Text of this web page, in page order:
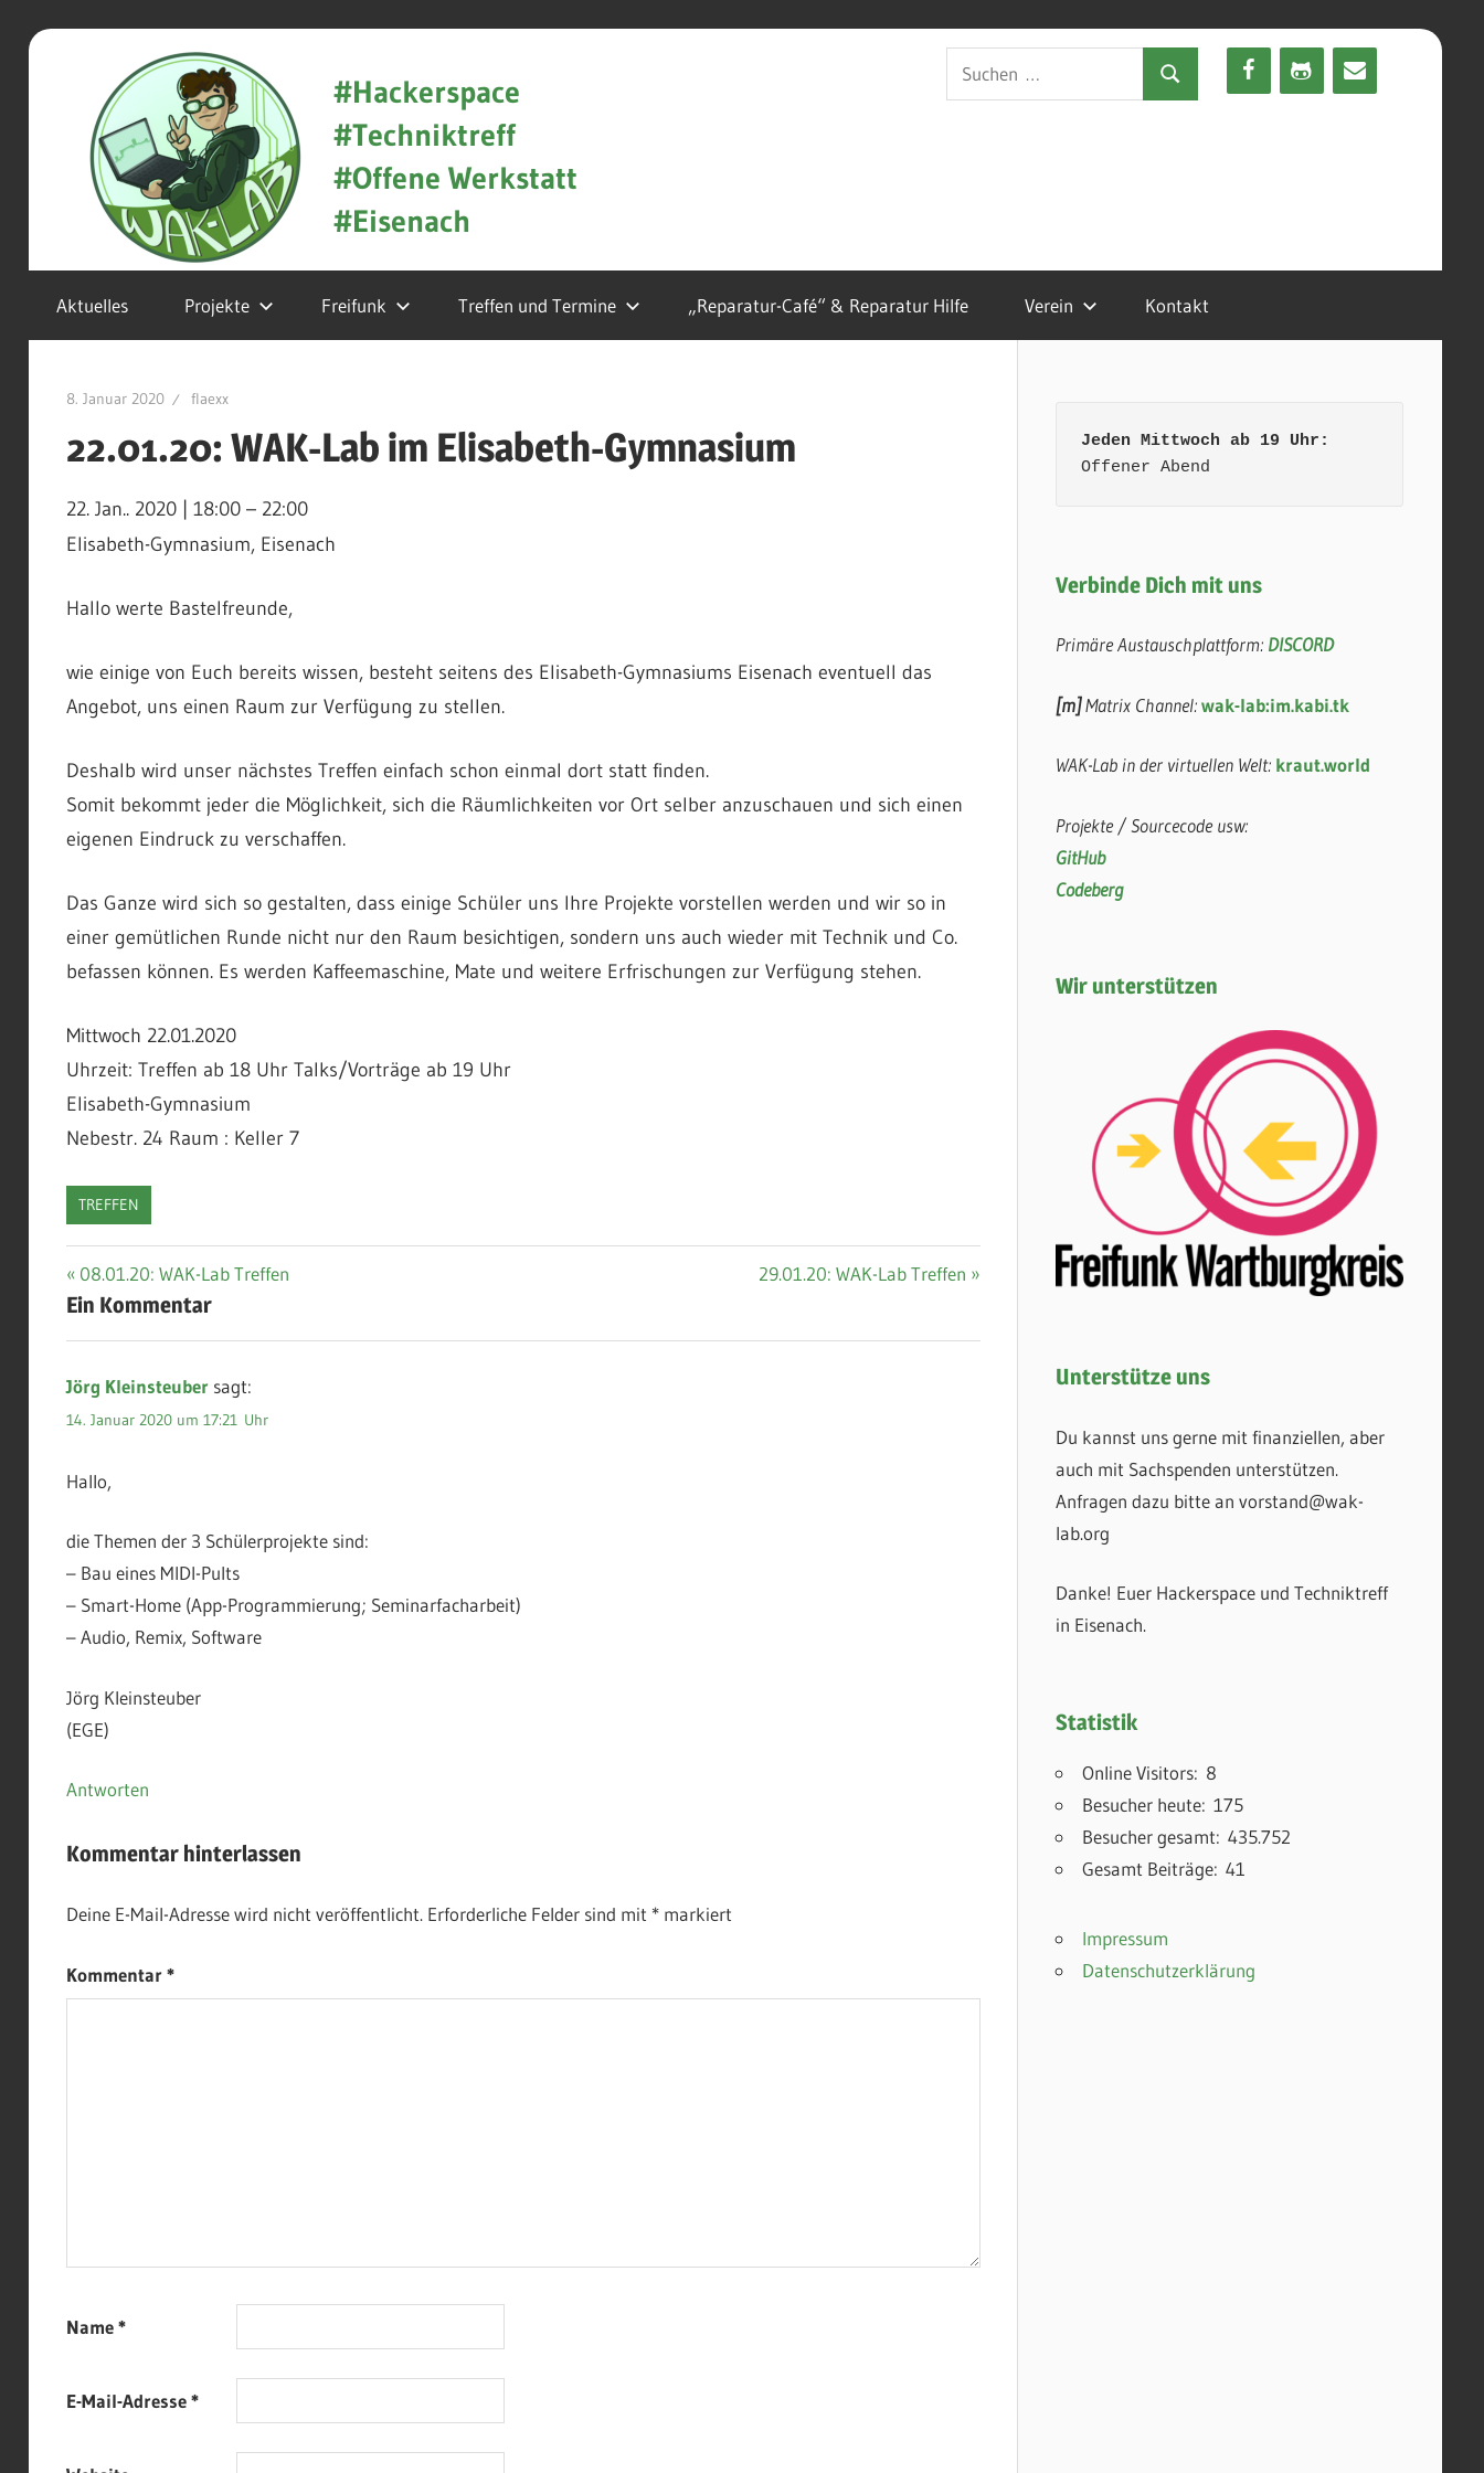
Zum
WAK-
Lab
Eisenach
#Hackerspace
#Techniktreff
#Offene Werkstatt
#Eisenach
Suchen
nach:
Suchen
Aktuelles Projekte Freifunk Treffen und Termine „Reparatur-Café“ & Reparatur Hilfe Verein Kontakt
8. Januar 2020 flaexx
22.01.20: WAK-Lab im Elisabeth-Gymnasium
22. Jan.. 2020 18:00 – 22:00
Elisabeth-Gymnasium, Eisenach
Hallo werte Bastelfreunde,
wie einige von Euch bereits wissen, besteht seitens des Elisabeth-Gymnasiums Eisenach eventuell das
Angebot, uns einen Raum zur Verfügung zu stellen.
Deshalb wird unser nächstes Treffen einfach schon einmal dort statt finden.
Somit bekommt jeder die Möglichkeit, sich die Räumlichkeiten vor Ort selber anzuschauen und sich einen
eigenen Eindruck zu verschaffen.
Das Ganze wird sich so gestalten, dass einige Schüler uns Ihre Projekte vorstellen werden und wir so in
einer gemütlichen Runde nicht nur den Raum besichtigen, sondern uns auch wieder mit Technik und Co.
befassen können. Es werden Kaffeemaschine, Mate und weitere Erfrischungen zur Verfügung stehen.
Mittwoch 22.01.2020
Uhrzeit: Treffen ab 18 Uhr Talks/Vorträge ab 19 Uhr
Elisabeth-Gymnasium
Nebestr. 24 Raum : Keller 7
TREFFEN
Beitragsnavigation
Vorheriger
Beitrag:
08.01.20: WAK-Lab Treffen
Nächster
29.01.20: WAK-Lab Treffen
Ein Kommentar
Jörg Kleinsteuber sagt:
14. Januar 2020 um 17:21 Uhr
Hallo,
die Themen der 3 Schülerprojekte sind:
– Bau eines MIDI-Pults
– Smart-Home (App-Programmierung; Seminarfacharbeit)
– Audio, Remix, Software
Jörg Kleinsteuber
(EGE)
Antworten
Kommentar hinterlassen
Deine E-Mail-Adresse wird nicht veröffentlicht. Erforderliche Felder sind mit *markiert
Kommentar*
Name*
E-Mail-Adresse*
Jeden Mittwoch ab 19 Uhr:
Offener Abend
Verbinde Dich mit uns
Primäre Austauschplattform: DISCORD
[m]Matrix Channel:wak-lab:im.kabi.tk
WAK-Lab in der virtuellen Welt: kraut.world
Projekte / Sourcecode usw:
GitHub
Codeberg
Wir unterstützen
Unterstütze uns
Du kannst uns gerne mit finanziellen, aber
auch mit Sachspenden unterstützen.
Anfragen dazu bitte an vorstand@wak-
lab.org
Danke! Euer Hackerspace und Techniktreff
in Eisenach.
Statistik
Online Visitors: 8
Besucher heute: 175
Besucher gesamt: 435.752
Gesamt Beiträge: 41
Impressum
Datenschutzerklärung